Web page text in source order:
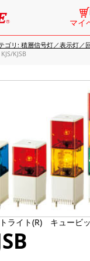
マイ
ゴリ: 積層信号灯／表示灯／
KJS/KJSB
ライト(R) キュービ